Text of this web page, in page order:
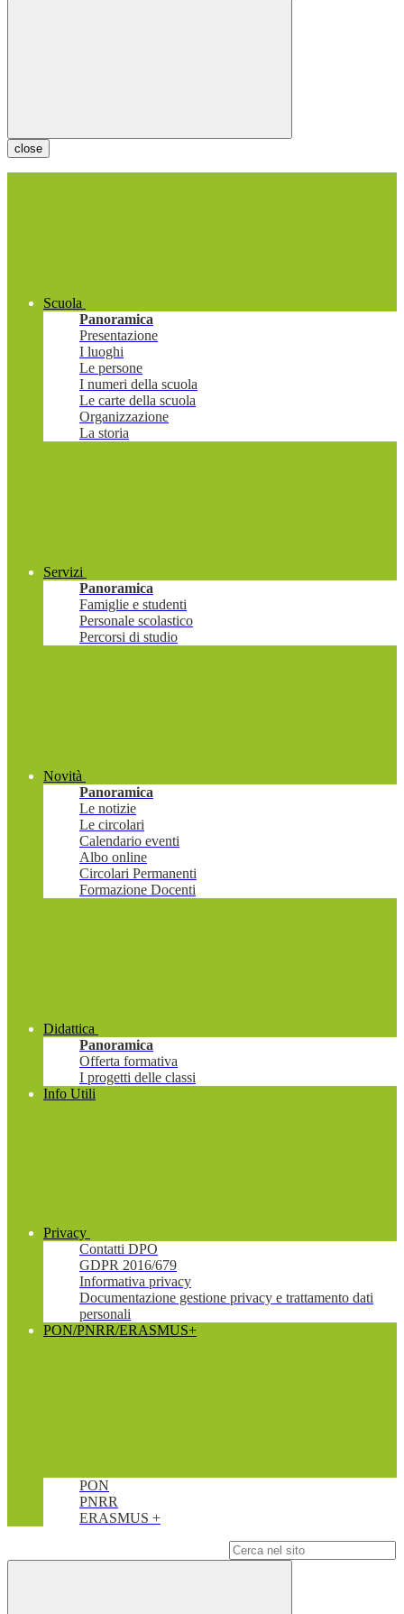
close
Scuola
Panoramica
Presentazione
I luoghi
Le persone
I numeri della scuola
Le carte della scuola
Organizzazione
La storia
Servizi
Panoramica
Famiglie e studenti
Personale scolastico
Percorsi di studio
Novità
Panoramica
Le notizie
Le circolari
Calendario eventi
Albo online
Circolari Permanenti
Formazione Docenti
Didattica
Panoramica
Offerta formativa
I progetti delle classi
Info Utili
Privacy
Contatti DPO
GDPR 2016/679
Informativa privacy
Documentazione gestione privacy e trattamento dati
personali
PON/PNRR/ERASMUS+
PON
PNRR
ERASMUS +